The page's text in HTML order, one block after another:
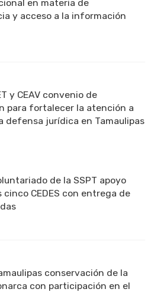
en materia de
y acceso a la información
y CEAV convenio de
para fortalecer la atención a
defensa jurídica en Tamaulipas
de la SSPT apoyo
cinco CEDES con entrega de
conservación de la
con participación en el